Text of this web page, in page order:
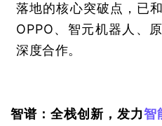
落地的核心突破点，已
OPPO、智元机器人、
深度合作。
智谱：全栈创新，发力智